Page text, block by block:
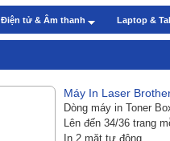
Chăm sóc khách
Theo: Administrator -
Điện tử & Âm thanh Laptop &
Máy In Laser
Dòng máy in Toner
Lên đến 34/36 trang
In 2 mặt tự động